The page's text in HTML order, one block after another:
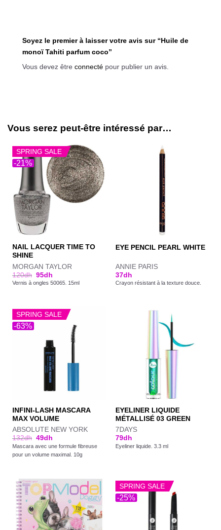
Soyez le premier à laisser votre avis sur “Huile de
monoï Tahiti parfum coco”
Vous devez être connecté pour publier un avis.
Vous serez peut-être intéressé par…
-21%
SPRING SALE
NAIL LACQUER TIME TO
SHINE
MORGAN TAYLOR
120dh 95dh
Vernis à ongles 50065. 15ml
EYE PENCIL PEARL WHITE
ANNIE PARIS
37dh
Crayon résistant à la texture douce.
-63%
SPRING SALE
INFINI-LASH MASCARA
MAX VOLUME
ABSOLUTE NEW YORK
132dh 49dh
Mascara avec une formule fibreuse
pour un volume maximal. 10g
EYELINER LIQUIDE
MÉTALLISÉ 03 GREEN
7DAYS
79dh
Eyeliner liquide. 3.3 ml
-25%
SPRING SALE